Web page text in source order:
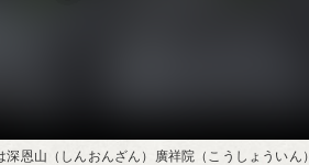
深恩山（しんおんざん）廣祥院（こうしょういん）